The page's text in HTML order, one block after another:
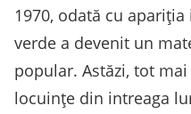
1970, odată cu
verde a devenit un
popular. Astăzi, tot
locuințe din intreaga